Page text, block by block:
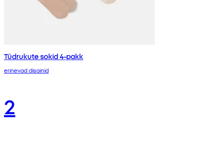
Tüdrukute sokid 4-pakk
erinevad disainid
2